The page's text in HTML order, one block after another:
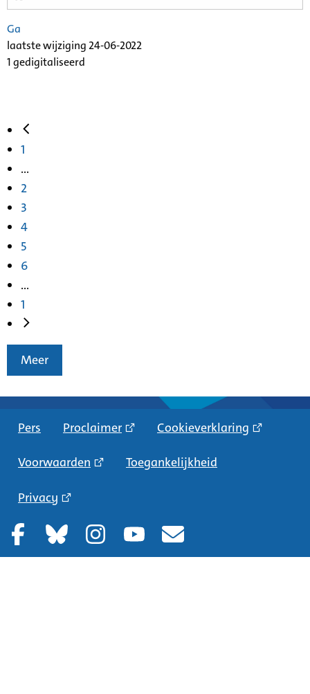
Ga
laatste wijziging 24-06-2022
1 gedigitaliseerd
1
...
2
3
4
5
6
...
1
Meer
Pers Proclaimer Cookieverklaring
Voorwaarden Toegankelijkheid
Privacy